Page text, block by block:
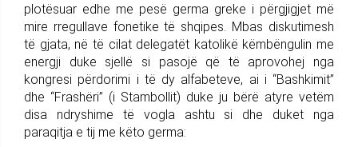
plotësuar edhe me pesë germa greke i përgjigjet më
mire rregullave fonetike të shqipes. Mbas diskutimesh
të gjata, në të cilat delegatët katolikë këmbëngulin me
energji duke sjellë si pasojë që të aprovohej nga
kongresi përdorimi i të dy alfabeteve, ai i “Bashkimit”
dhe “Frashëri” (i Stambollit) duke ju bërë atyre vetëm
disa ndryshime të vogla ashtu si dhe duket nga
paraqitja e tij me këto germa: